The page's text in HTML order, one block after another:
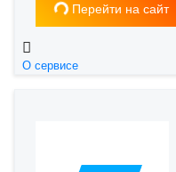
Загрузка... Перейти на сайт
О сервисе